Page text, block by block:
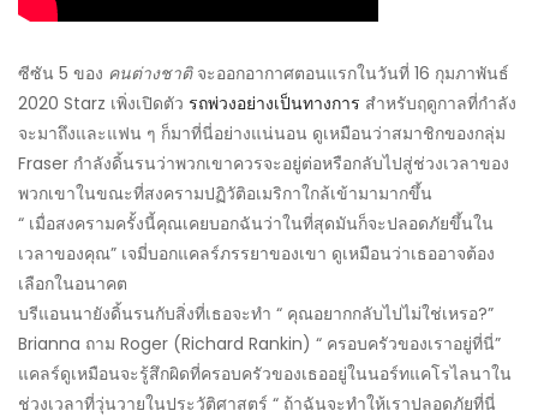
ซีซัน 5 ของ คนต่างชาติจะออกอากาศตอนแรกในวันที่ 16 กุมภาพันธ์
2020 Starz เพิ่งเปิดตัว รถพ่วงอย่างเป็นทางการ สำหรับฤดูกาลที่กำลัง
จะมาถึงและแฟน ๆ ก็มาที่นี่อย่างแน่นอน ดูเหมือนว่าสมาชิกของกลุ่ม
Fraser กำลังดิ้นรนว่าพวกเขาควรจะอยู่ต่อหรือกลับไปสู่ช่วงเวลาของ
พวกเขาในขณะที่สงครามปฏิวัติอเมริกาใกล้เข้ามามากขึ้น
“ เมื่อสงครามครั้งนี้คุณเคยบอกฉันว่าในที่สุดมันก็จะปลอดภัยขึ้นใน
เวลาของคุณ” เจมี่บอกแคลร์ภรรยาของเขา ดูเหมือนว่าเธออาจต้อง
เลือกในอนาคต
บรีแอนนายังดิ้นรนกับสิ่งที่เธอจะทำ “ คุณอยากกลับไปไม่ใช่เหรอ?”
Brianna ถาม Roger (Richard Rankin) “ ครอบครัวของเราอยู่ที่นี่”
แคลร์ดูเหมือนจะรู้สึกผิดที่ครอบครัวของเธออยู่ในนอร์ทแคโรไลนาใน
ช่วงเวลาที่วุ่นวายในประวัติศาสตร์ “ ถ้าฉันจะทำให้เราปลอดภัยที่นี่